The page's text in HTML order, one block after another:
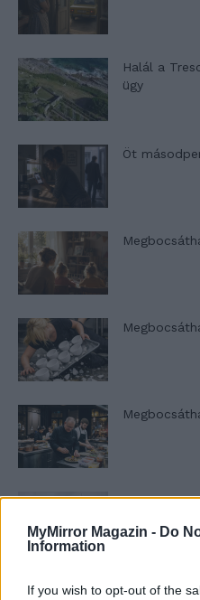
MyMirror Magazin - Do
Information
If you wish to opt-out of the
Halál a
ügy
Öt
Szent
Minka 12.